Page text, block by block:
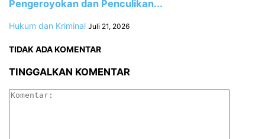
Pengeroyokan dan Penculikan...
Hukum dan Kriminal Juli 21, 2026
TIDAK ADA KOMENTAR
TINGGALKAN KOMENTAR